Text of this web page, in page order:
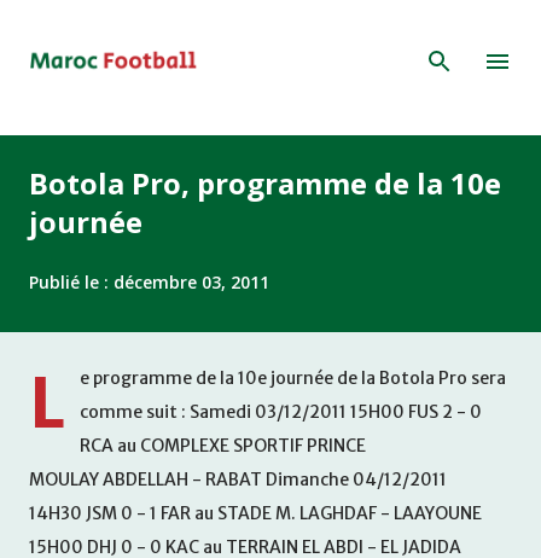
Botola Pro, programme de la 10e
journée
Publié le : décembre 03, 2011
L
e programme de la 10e journée de la Botola Pro sera
comme suit : Samedi 03/12/2011 15H00 FUS 2 - 0
RCA au COMPLEXE SPORTIF PRINCE
MOULAY ABDELLAH - RABAT Dimanche 04/12/2011
14H30 JSM 0 - 1 FAR au STADE M. LAGHDAF - LAAYOUNE
15H00 DHJ 0 - 0 KAC au TERRAIN EL ABDI - EL JADIDA